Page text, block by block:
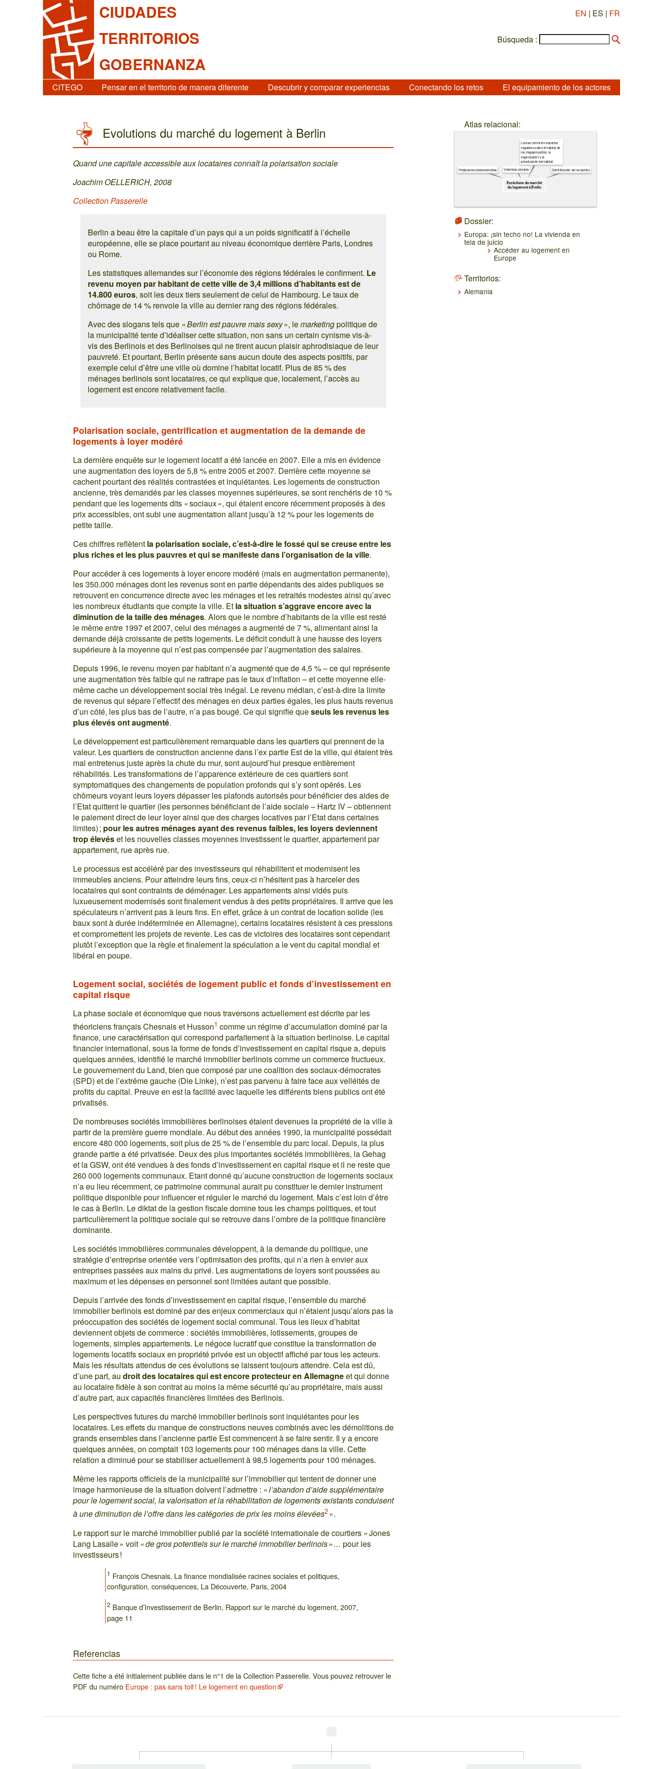
CIUDADES
TERRITORIOS
GOBERNANZA
EN | ES | FR
Búsqueda :
CITEGO Pensar en el territorio de manera diferente Descubrir y comparar experiencias Conectando los retos El equipamiento de los actores
Evolutions du marché du logement à Berlin
Quand une capitale accessible aux locataires connaît la polarisation sociale
Joachim OELLERICH, 2008
Collection Passerelle
Berlin a beau être la capitale d’un pays qui a un poids significatif à l’échelle
européenne, elle se place pourtant au niveau économique derrière Paris, Londres
ou Rome.
Les statistiques allemandes sur l’économie des régions fédérales le confirment. Le
revenu moyen par habitant de cette ville de 3,4 millions d’habitants est de
14.800 euros, soit les deux tiers seulement de celui de Hambourg. Le taux de
chômage de 14 % renvoie la ville au dernier rang des régions fédérales.
Avec des slogans tels que «Berlin est pauvre mais sexy», lemarketingpolitique de
la municipalité tente d’idéaliser cette situation, non sans un certain cynisme vis-à-
vis des Berlinois et des Berlinoises qui ne tirent aucun plaisir aphrodisiaque de leur
pauvreté. Et pourtant, Berlin présente sans aucun doute des aspects positifs, par
exemple celui d’être une ville où domine l’habitat locatif. Plus de 85 % des
ménages berlinois sont locataires, ce qui explique que, localement, l’accès au
logement est encore relativement facile.
Polarisation sociale, gentrification et augmentation de la demande de
logements à loyer modéré
La dernière enquête sur le logement locatif a été lancée en 2007. Elle a mis en évidence
une augmentation des loyers de 5,8 % entre 2005 et 2007. Derrière cette moyenne se
cachent pourtant des réalités contrastées et inquiétantes. Les logements de construction
ancienne, très demandés par les classes moyennes supérieures, se sont renchéris de 10 %
pendant que les logements dits « sociaux », qui étaient encore récemment proposés à des
prix accessibles, ont subi une augmentation allant jusqu’à 12 % pour les logements de
petite taille.
Ces chiffres reflètent la polarisation sociale, c’est-à-dire le fossé qui se creuse entre les
plus riches et les plus pauvres et qui se manifeste dans l’organisation de la ville.
Pour accéder à ces logements à loyer encore modéré (mais en augmentation permanente),
les 350.000 ménages dont les revenus sont en partie dépendants des aides publiques se
retrouvent en concurrence directe avec les ménages et les retraités modestes ainsi qu’avec
les nombreux étudiants que compte la ville. Et la situation s’aggrave encore avec la
diminution de la taille des ménages. Alors que le nombre d’habitants de la ville est resté
le même entre 1997 et 2007, celui des ménages a augmenté de 7 %, alimentant ainsi la
demande déjà croissante de petits logements. Le déficit conduit à une hausse des loyers
supérieure à la moyenne qui n’est pas compensée par l’augmentation des salaires.
Depuis 1996, le revenu moyen par habitant n’a augmenté que de 4,5 % – ce qui représente
une augmentation très faible qui ne rattrape pas le taux d’inflation – et cette moyenne elle-
même cache un développement social très inégal. Le revenu médian, c’est-à-dire la limite
de revenus qui sépare l’effectif des ménages en deux parties égales, les plus hauts revenus
d’un côté, les plus bas de l’autre, n’a pas bougé. Ce qui signifie queseuls les revenus les
plus élevés ont augmenté.
Le développement est particulièrement remarquable dans les quartiers qui prennent de la
valeur. Les quartiers de construction ancienne dans l’ex partie Est de la ville, qui étaient très
mal entretenus juste après la chute du mur, sont aujourd’hui presque entièrement
réhabilités. Les transformations de l’apparence extérieure de ces quartiers sont
symptomatiques des changements de population profonds qui s’y sont opérés. Les
chômeurs voyant leurs loyers dépasser les plafonds autorisés pour bénéficier des aides de
l’Etat quittent le quartier (les personnes bénéficiant de l’aide sociale – Hartz IV – obtiennent
le paiement direct de leur loyer ainsi que des charges locatives par l’Etat dans certaines
limites) ; pour les autres ménages ayant des revenus faibles, les loyers deviennent
trop élevéset les nouvelles classes moyennes investissent le quartier, appartement par
appartement, rue après rue.
Le processus est accéléré par des investisseurs qui réhabilitent et modernisent les
immeubles anciens. Pour atteindre leurs fins, ceux-ci n’hésitent pas à harceler des
locataires qui sont contraints de déménager. Les appartements ainsi vidés puis
luxueusement modernisés sont finalement vendus à des petits propriétaires. Il arrive que les
spéculateurs n’arrivent pas à leurs fins. En effet, grâce à un contrat de location solide (les
baux sont à durée indéterminée en Allemagne), certains locataires résistent à ces pressions
et compromettent les projets de revente. Les cas de victoires des locataires sont cependant
plutôt l’exception que la règle et finalement la spéculation a le vent du capital mondial et
libéral en poupe.
Logement social, sociétés de logement public et fonds d’investissement en
capital risque
La phase sociale et économique que nous traversons actuellement est décrite par les
théoriciens français Chesnais et Husson1 comme un régime d’accumulation dominé par la
finance, une caractérisation qui correspond parfaitement à la situation berlinoise. Le capital
financier international, sous la forme de fonds d’investissement en capital risque a, depuis
quelques années, identifié le marché immobilier berlinois comme un commerce fructueux.
Le gouvernement du Land, bien que composé par une coalition des sociaux-démocrates
(SPD) et de l’extrême gauche (Die Linke), n’est pas parvenu à faire face aux velléités de
profits du capital. Preuve en est la facilité avec laquelle les différents biens publics ont été
privatisés.
De nombreuses sociétés immobilières berlinoises étaient devenues la propriété de la ville à
partir de la première guerre mondiale. Au début des années 1990, la municipalité possédait
encore 480 000 logements, soit plus de 25 % de l’ensemble du parc local. Depuis, la plus
grande partie a été privatisée. Deux des plus importantes sociétés immobilières, la Gehag
et la GSW, ont été vendues à des fonds d’investissement en capital risque et il ne reste que
260 000 logements communaux. Etant donné qu’aucune construction de logements sociaux
n’a eu lieu récemment, ce patrimoine communal aurait pu constituer le dernier instrument
politique disponible pour influencer et réguler le marché du logement. Mais c’est loin d’être
le cas à Berlin. Le diktat de la gestion fiscale domine tous les champs politiques, et tout
particulièrement la politique sociale qui se retrouve dans l’ombre de la politique financière
dominante.
Les sociétés immobilières communales développent, à la demande du politique, une
stratégie d’entreprise orientée vers l’optimisation des profits, qui n’a rien à envier aux
entreprises passées aux mains du privé. Les augmentations de loyers sont poussées au
maximum et les dépenses en personnel sont limitées autant que possible.
Depuis l’arrivée des fonds d’investissement en capital risque, l’ensemble du marché
immobilier berlinois est dominé par des enjeux commerciaux qui n’étaient jusqu’alors pas la
préoccupation des sociétés de logement social communal. Tous les lieux d’habitat
deviennent objets de commerce : sociétés immobilières, lotissements, groupes de
logements, simples appartements. Le négoce lucratif que constitue la transformation de
logements locatifs sociaux en propriété privée est un objectif affiché par tous les acteurs.
Mais les résultats attendus de ces évolutions se laissent toujours attendre. Cela est dû,
d’une part, audroit des locataires qui est encore protecteur en Allemagneet qui donne
au locataire fidèle à son contrat au moins la même sécurité qu’au propriétaire, mais aussi
d’autre part, aux capacités financières limitées des Berlinois.
Les perspectives futures du marché immobilier berlinois sont inquiétantes pour les
locataires. Les effets du manque de constructions neuves combinés avec les démolitions de
grands ensembles dans l’ancienne partie Est commencent à se faire sentir. Il y a encore
quelques années, on comptait 103 logements pour 100 ménages dans la ville. Cette
relation a diminué pour se stabiliser actuellement à 98,5 logements pour 100 ménages.
Même les rapports officiels de la municipalité sur l’immobilier qui tentent de donner une
image harmonieuse de la situation doivent l’admettre : «l’abandon d’aide supplémentaire
pour le logement social, la valorisation et la réhabilitation de logements existants conduisent
à une diminution de l’offre dans les catégories de prix les moins élevées2».
Le rapport sur le marché immobilier publié par la société internationale de courtiers « Jones
Lang Lasalle » voit «de gros potentiels sur le marché immobilier berlinois»… pour les
investisseurs !
1 François Chesnais, La finance mondialisée racines sociales et politiques,
configuration, conséquences, La Découverte, Paris, 2004
2 Banque d’Investissement de Berlin, Rapport sur le marché du logement, 2007,
page 11
Referencias
Cette fiche a été initialement publiée dans le n°1 de la Collection Passerelle. Vous pouvez retrouver le
PDF du numéro Europe : pas sans toit ! Le logement en question
Atlas relacional:
Evolutions du marché
du logement à Berlin
Gentrificación de los barrios
Luchas contra los impactos
negativos sobre el hábitat de
los megaproyectos, la
especulación y la
privatización del hábitat
Viviendas sociales
Poblaciones desfavorecidas
Dossier:
Europa: ¡sin techo no! La vivienda en
tela de juicio
Accéder au logement en
Europe
Territorios:
Alemania